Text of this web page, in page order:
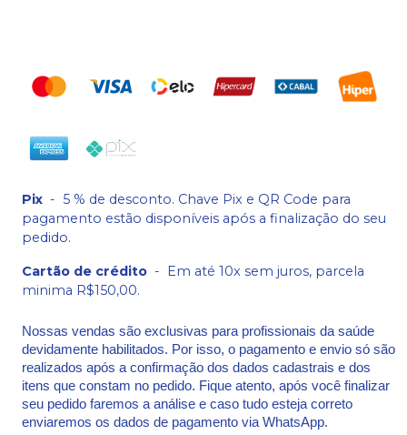
Pix - 5 % de desconto. Chave Pix e QR Code para
pagamento estão disponíveis após a finalização do seu
pedido.
Cartão de crédito - Em até 10x sem juros, parcela
minima R$150,00.
Nossas vendas são exclusivas para profissionais da saúde
devidamente habilitados. Por isso, o pagamento e envio só são
realizados após a confirmação dos dados cadastrais e dos
itens que constam no pedido. Fique atento, após você finalizar
seu pedido faremos a análise e caso tudo esteja correto
enviaremos os dados de pagamento via WhatsApp.